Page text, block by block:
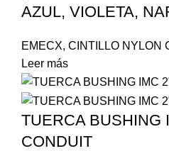
AZUL, VIOLETA,
EMECX, CINTILLO NYLON
Leer más
TUERCA BUSHING
CONDUIT